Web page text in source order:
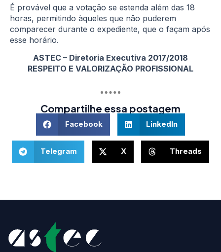
É provável que a votação se estenda além das 18
horas, permitindo àqueles que não puderem
comparecer durante o expediente, que o façam após
esse horário.
ASTEC – Diretoria Executiva 2017/2018
RESPEITO E VALORIZAÇÃO PROFISSIONAL
Compartilhe essa postagem
Facebook LinkedIn
Telegram X Threads